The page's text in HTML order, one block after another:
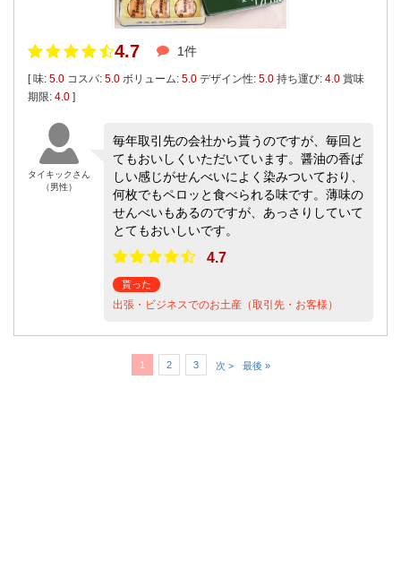
4.7 1件
[ 味: 5.0 コスパ: 5.0 ボリューム: 5.0 デザイン性: 5.0 持ち運び: 4.0 賞味
期限: 4.0 ]
タイキックさん
（男性）
毎年取引先の会社から貰うのですが、毎回と
てもおいしくいただいています。醤油の香ば
しい感じがせんべいによく染みついており、
何枚でもペロッと食べられる味です。薄味の
せんべいもあるのですが、あっさりしていて
とてもおいしいです。
4.7
貰った
出張・ビジネスでのお土産（取引先・お客様）
1 2 3 次 > 最後 »